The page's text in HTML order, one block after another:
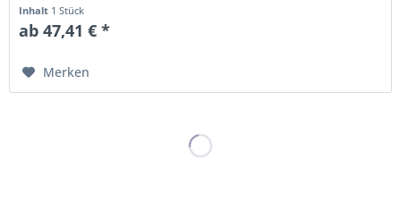
Inhalt 1 Stück
ab 47,41 € *
Merken